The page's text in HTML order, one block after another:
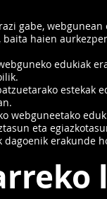
gabe,
haien
edukiak
estekak
webguneetako
eta
erakunde